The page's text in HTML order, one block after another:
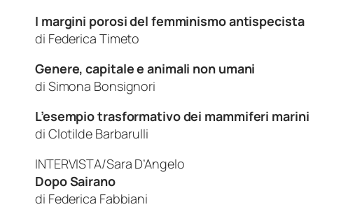
I margini porosi del femminismo antispecista
di Federica Timeto
Genere, capitale e animali non umani
di Simona Bonsignori
L’esempio trasformativo dei mammiferi marini
di Clotilde Barbarulli
INTERVISTA/Sara D’Angelo
Dopo Sairano
di Federica Fabbiani